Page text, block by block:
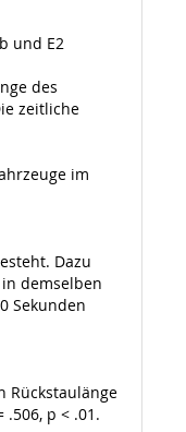
und E2
des
zeitliche
im
Dazu
demselben
Sekunden
Rückstaulänge
p < .01.